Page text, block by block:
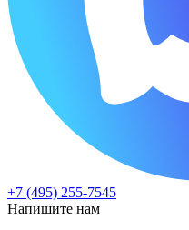
+7 (495) 255-7545
Напишите нам